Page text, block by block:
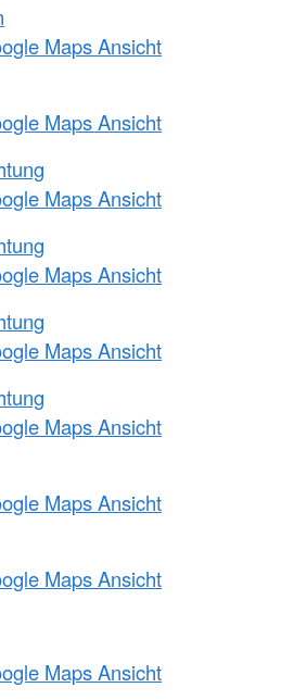
Maps Ansicht
Maps Ansicht
Maps Ansicht
Maps Ansicht
Maps Ansicht
Maps Ansicht
Maps Ansicht
Maps Ansicht
Maps Ansicht